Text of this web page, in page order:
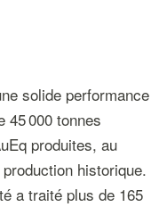
solide performance
45 000 tonnes
produites, au
historique.
a traité plus de 165